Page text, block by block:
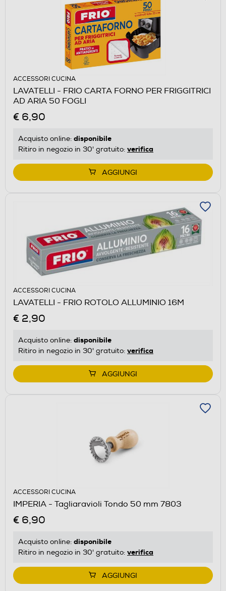
ACCESSORI CUCINA
LAVATELLI - FRIO CARTA FORNO PER FRIGGITRICI
AD ARIA 50 FOGLI
€ 6,90
Acquisto online: disponibile
Ritiro in negozio in 30' gratuito: verifica
AGGIUNGI
ACCESSORI CUCINA
LAVATELLI - FRIO ROTOLO ALLUMINIO 16M
€ 2,90
Acquisto online: disponibile
Ritiro in negozio in 30' gratuito: verifica
AGGIUNGI
ACCESSORI CUCINA
IMPERIA - Tagliaravioli Tondo 50 mm 7803
€ 6,90
Acquisto online: disponibile
Ritiro in negozio in 30' gratuito: verifica
AGGIUNGI